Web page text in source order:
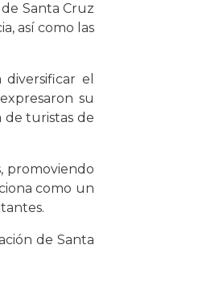
Santa Cruz
así como las
el
su
de turistas de
promoviendo
como un
de Santa